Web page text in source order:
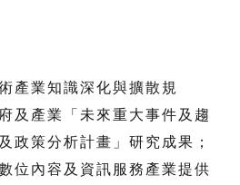
產業知識深化與擴散規
及產業「未來重大事件及趨
政策分析計畫」研究成果；
位內容及資訊服務產業提供